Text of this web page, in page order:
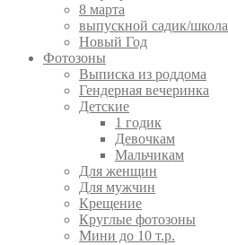
8 марта
выпускной садик/школа
Новый Год
Фотозоны
Выписка из роддома
Гендерная вечеринка
Детские
1 годик
Девочкам
Мальчикам
Для женщин
Для мужчин
Крещение
Круглые фотозоны
Мини до 10 т.р.